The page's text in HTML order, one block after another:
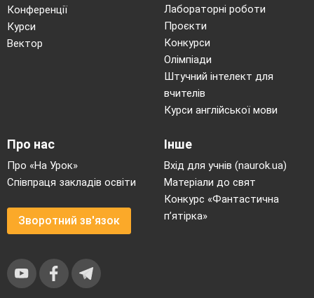
Вільна, озброєна людина — це (козак)
Національно-визвольну війну очолив
Спорудив першу запорізьку січ (Дмитро
Національно-визвальна війна почалася у (1648 р)
Перша письмова згадка про козаків датується
Перша запорізька січ побудована у (1556 р)
І. д\з §14. «5 речень»
Конференції
Курси
Вектор
Лабораторні роботи
Проєкти
Конкурси
Олімпіади
Штучний інтелект для
вчителів
Курси англійської мови
Про нас
Про «На Урок»
Співпраця закладів освіти
Зворотний зв'язок
Інше
Вхід для учнів (naurok.ua)
Матеріали до свят
Конкурс «Фантастична
п’ятірка»